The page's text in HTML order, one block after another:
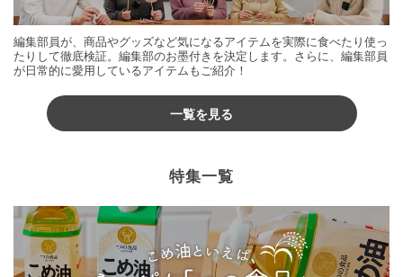
編集部員が、商品やグッズなど気になるアイテムを実際に食べたり使っ
たりして徹底検証。編集部のお墨付きを決定します。さらに、編集部員
が日常的に愛用しているアイテムもご紹介！
一覧を見る
特集一覧